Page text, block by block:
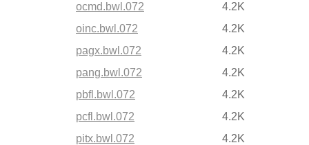
ocmd.bwl.072
4.2K
oinc.bwl.072
4.2K
pagx.bwl.072
4.2K
pang.bwl.072
4.2K
pbfl.bwl.072
4.2K
pcfl.bwl.072
4.2K
pitx.bwl.072
4.2K